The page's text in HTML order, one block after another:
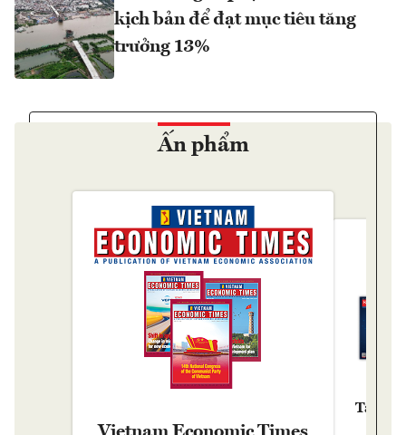
kịch bản để đạt mục tiêu tăng
trưởng 13%
Ấn phẩm
Tạp